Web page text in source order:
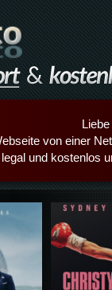
von einer
und kostenlos